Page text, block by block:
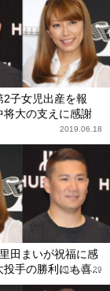
2子女児出産を報
大の支えに感謝
2019.06.18
田まいが祝福に感
手の勝利にも喜...
2019.03.29